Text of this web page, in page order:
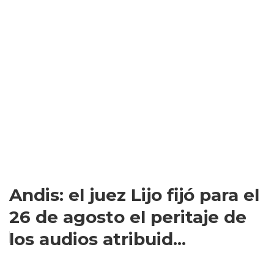
Andis: el juez Lijo fijó para el
26 de agosto el peritaje de
los audios atribuid...